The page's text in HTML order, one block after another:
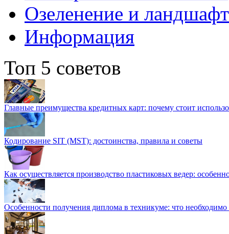
Озеленение и
Информация
Топ 5 советов
Главные преимущества кредитных карт: почему стоит
Кодирование SIT (MST): достоинства, правила и советы
Как осуществляется производство пластиковых ведер:
Особенности получения диплома в техникуме: что необходимо